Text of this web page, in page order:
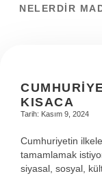
Hakkımızda
NELERDIR
KISACA
Tarih: Kasım 9, 2024
Cumhuriyetin
tamamlamak
siyasal, sosyal,